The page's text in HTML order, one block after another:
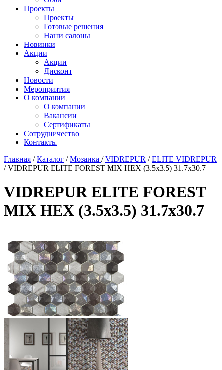
Проекты
Проекты
Готовые решения
Наши салоны
Новинки
Акции
Акции
Дисконт
Новости
Мероприятия
О компании
О компании
Вакансии
Сертификаты
Сотрудничество
Контакты
Главная /Каталог /Мозаика /VIDREPUR /ELITE VIDREPUR
/VIDREPUR ELITE FOREST MIX HEX (3.5х3.5) 31.7х30.7
VIDREPUR ELITE FOREST
MIX HEX (3.5х3.5) 31.7х30.7